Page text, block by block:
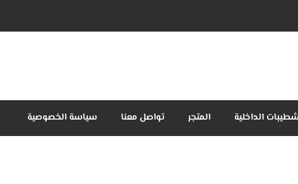
الداخلية المتجر تواصل معنا سياسة الخصوصية